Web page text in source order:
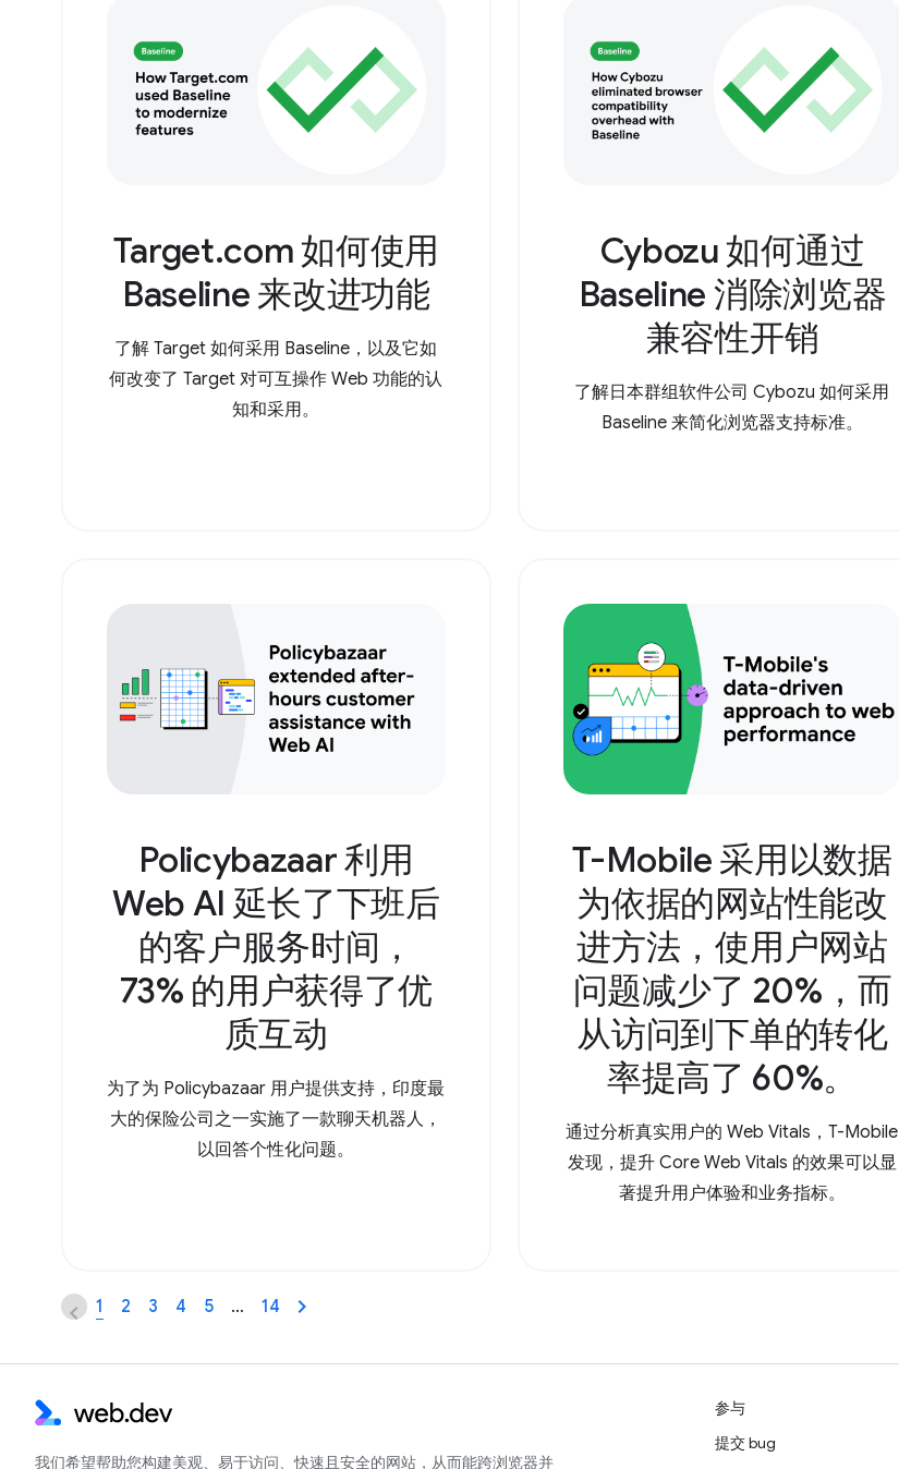
Target.com 如何使用
Baseline 来改进功能
了解 Target 如何采用 Baseline，以及它如
何改变了 Target 对可互操作 Web 功能的认
知和采用。
Cybozu 如何通过
Baseline 消除浏览器
兼容性开销
了解日本群组软件公司 Cybozu 如何采用
Baseline 来简化浏览器支持标准。
Policybazaar 利用
Web AI 延长了下班后
的客户服务时间，
73% 的用户获得了优
质互动
为了为 Policybazaar 用户提供支持，印度最
大的保险公司之一实施了一款聊天机器人，
以回答个性化问题。
T-Mobile 采用以数据
为依据的网站性能改
进方法，使用户网站
问题减少了 20%，而
从访问到下单的转化
率提高了 60%。
通过分析真实用户的 Web Vitals，T-Mobile
发现，提升 Core Web Vitals 的效果可以显
著提升用户体验和业务指标。
1 2 3 4 5 … 14
我们希望帮助您构建美观、易于访问、快速且安全的网站，从而能跨浏览器并
参与
提交 bug